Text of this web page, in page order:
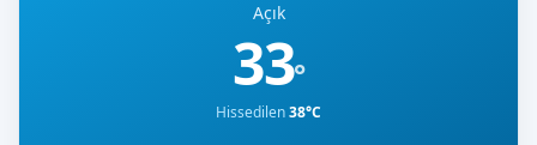
Açık
33°
Hissedilen38°C